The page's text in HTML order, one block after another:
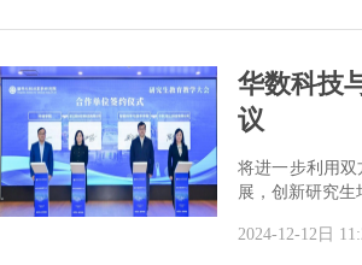
华数科技
议
将进一步利用
展，创新研究
2024-12-12日